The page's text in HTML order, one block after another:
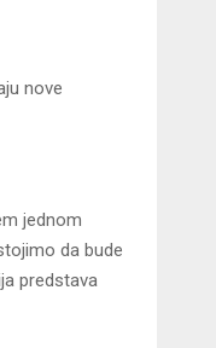
nove
jednom
da bude
predstava